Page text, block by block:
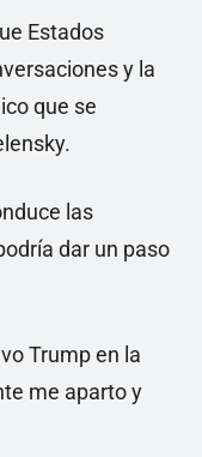
Estados
y la
que se
las
dar un paso
Trump en la
me aparto y